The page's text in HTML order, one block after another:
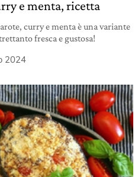
e menta, ricetta
curry e menta è una variante
fresca e gustosa!
2024